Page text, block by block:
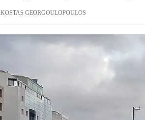
KOSTAS GEORGOULOPOULOS